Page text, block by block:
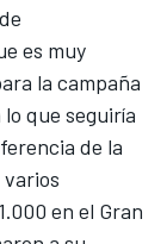
es muy
la campaña
lo que seguiría
de la
en el Gran